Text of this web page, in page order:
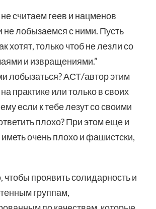
считаем геев и нацменов
не лобызаемся с ними. Пусть
хотят, только чтоб не лезли со
и извращениями.”
лобызаться? АСТ/автор этим
практике или только в своих
если к тебе лезут со своими
плохо? При этом еще и
очень плохо и фашистски,
чтобы проявить солидарность и
группам,